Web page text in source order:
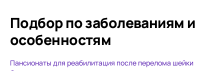
Подбор по заболеваниям и
особенностям
Пансионаты для реабилитация после перелома шейки